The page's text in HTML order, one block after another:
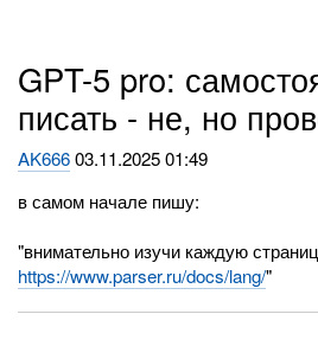
GPT-5 pro:
писать - не, но
AK66603.11.2025 01:49
в самом начале пишу:
"внимательно изучи каждую
https://www.parser.ru/docs/lang/"